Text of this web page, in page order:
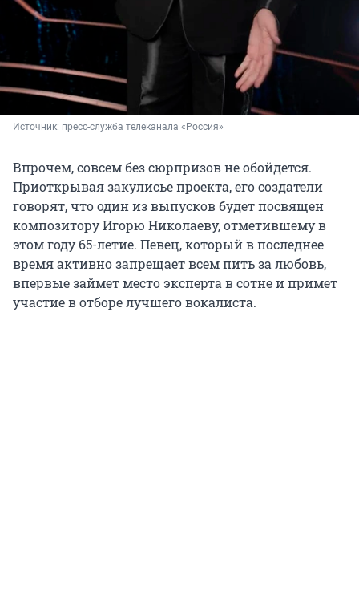
Источник: пресс-служба телеканала «Россия»
Впрочем, совсем без сюрпризов не обойдется.
Приоткрывая закулисье проекта, его создатели
говорят, что один из выпусков будет посвящен
композитору Игорю Николаеву, отметившему в
этом году 65-летие. Певец, который в последнее
время активно запрещает всем пить за любовь,
впервые займет место эксперта в сотне и примет
участие в отборе лучшего вокалиста.